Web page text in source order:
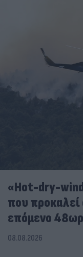
«Hot-dry-
που
επόμενο
08.08.2026